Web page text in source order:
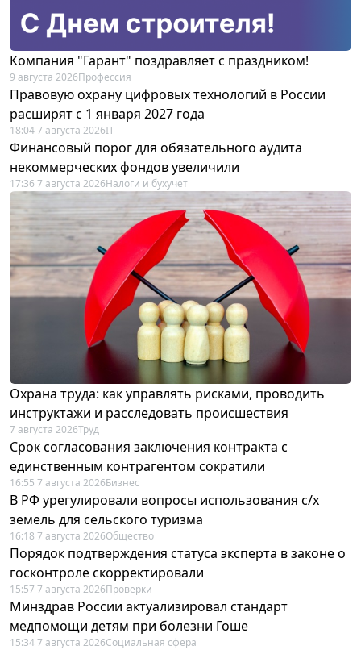
Компания "Гарант" поздравляет с праздником!
9 августа 2026Профессия
Правовую охрану цифровых технологий в России
расширят с 1 января 2027 года
18:04 7 августа 2026IT
Финансовый порог для обязательного аудита
некоммерческих фондов увеличили
17:36 7 августа 2026Налоги и бухучет
Охрана труда: как управлять рисками, проводить
инструктажи и расследовать происшествия
7 августа 2026Труд
Срок согласования заключения контракта с
единственным контрагентом сократили
16:55 7 августа 2026Бизнес
В РФ урегулировали вопросы использования с/х
земель для сельского туризма
16:18 7 августа 2026Общество
Порядок подтверждения статуса эксперта в законе о
госконтроле скорректировали
15:57 7 августа 2026Проверки
Минздрав России актуализировал стандарт
медпомощи детям при болезни Гоше
15:34 7 августа 2026Социальная сфера